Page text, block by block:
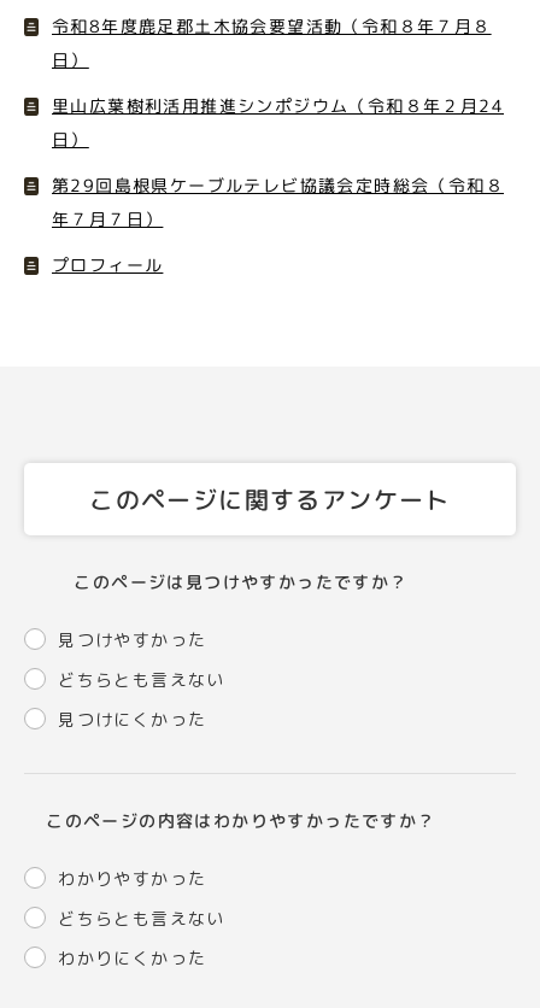
令和8年度鹿足郡土木協会要望活動（令和８年７月８
日）
里山広葉樹利活用推進シンポジウム（令和８年２月24
日）
第29回島根県ケーブルテレビ協議会定時総会（令和８
年７月７日）
プロフィール
このページに関するアンケート
このページは見つけやすかったですか？
見つけやすかった
どちらとも言えない
見つけにくかった
このページの内容はわかりやすかったですか？
わかりやすかった
どちらとも言えない
わかりにくかった